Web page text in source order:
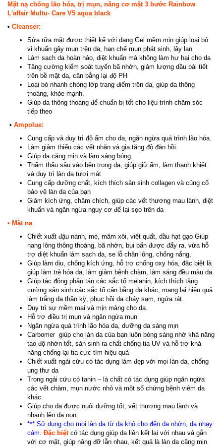
Mặt nạ chống lão hóa, trị mụn, nâng cơ mặt 3 bước Rainbow
L'affair Multu- Care V5 aqua black
• Cleanser:
Sửa rữa mặt được thiết kế với dạng Gel mềm mịn giúp loại bỏ
vi khuẩn gây mụn trên da, hạn chế mụn phát sinh, lây lan
Làm sạch da hoàn hảo, diệt khuẩn mà không làm hư hại cho da
Tăng cường kiểm soát tuyến bã nhờn, giảm lượng dầu bài tiết
trên bề mặt da, cân bằng lại độ PH
Loại bỏ nhanh chóng lớp trang điểm trên da, giúp da thông
thoáng, khỏe mạnh.
Giúp da thông thoáng để chuẩn bị tốt cho liệu trình chăm sóc
tiếp theo
• Ampolue:
Cung cấp và duy trì độ ẩm cho da, ngăn ngừa quá trình lão hóa.
Làm giảm thiểu các vết nhăn và gia tăng độ đàn hồi.
Giúp da căng mịn và làm sáng bóng.
Thẩm thấu sâu vào bên trong da, giúp giữ ẩm, làm thanh khiết
và duy trì làn da tươi mát
Cung cấp dưỡng chất, kích thích sản sinh collagen và củng cố
bảo vệ làn da của bạn
Giảm kích ứng, châm chích, giúp các vết thương mau lành, diệt
khuẩn và ngăn ngừa nguy cơ để lại sẹo trên da
• Mặt nạ
Chiết xuất đậu nành, mè, mâm xôi, việt quất, dầu hạt gạo Giúp
nang lông thông thoáng, bã nhờn, bụi bẩn được đẩy ra, vừa hỗ
trợ diệt khuẩn làm sạch da, se lỗ chân lông, chống nắng,
Giúp làm dịu, chống kích ứng, hỗ trợ chống oxy hóa, đặc biệt là
giúp làm trẻ hóa da, làm giảm bệnh chàm, làm sáng đều màu da.
Giúp tác động phân tán các sắc tố melanin, kích thích tăng
cường sản sinh các sắc tố cân bằng da khác, mang lại hiệu quả
làm trắng da thần kỳ, phục hồi da cháy sạm, ngứa rát.
Duy trì sự mềm mại và mịn màng cho da.
Hỗ trợ điều trị mụn và ngăn ngừa mụn
Ngăn ngừa quá trình lão hóa da, dưỡng da sáng mịn
Carbomer giúp cho làn da của bạn luôn bóng sáng nhờ khả năng
tạo độ nhờn tốt, sản sinh ra chất chống tia UV và hỗ trợ khả
năng chống lại tia cực tím hiệu quả
Chiết xuất ngải cứu có tác dụng làm đẹp với mọi làn da, chống
ung thư da
Trong ngải cứu có tanin – là chất có tác dụng giúp ngăn ngừa
các vết chàm, mụn nước nhỏ và một số chứng bệnh viêm da
khác.
Giúp cho da được nuôi dưỡng tốt, vết thương mau lành và
nhanh lên da non.
*** Sử dụng cho mọi làn da từ da khô cho đến da nhờn, da nhạy
cảm. Đặc biệt có tác dụng giúp da liên kết lại với nhau và gắn
với cơ mặt, giúp nâng đỡ lẫn nhau, kết quả là làn da căng mịn